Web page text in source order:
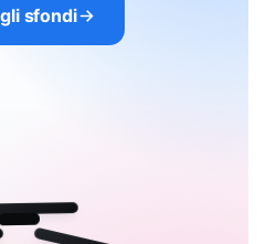
sfondi